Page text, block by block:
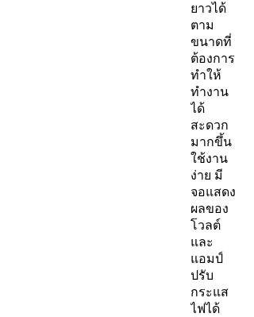
ยาวได้
ตาม
ขนาดที่
ต้องการ
ทำให้
ทำงาน
ได้
สะดวก
มากขึ้น
ใช้งาน
ง่าย มี
จอแสดง
ผลของ
โวลต์
และ
แอมป์
ปรับ
กระแส
ไฟได้